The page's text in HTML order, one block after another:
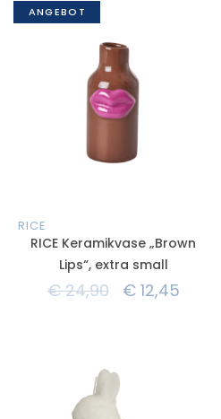
ANGEBOT
RICE
RICE Keramikvase „Brown
Lips“, extra small
€24,90 €12,45